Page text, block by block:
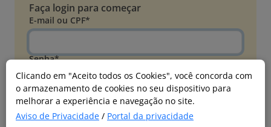
Clicando em "Aceito todos os Cookies", você concorda com
o armazenamento de cookies no seu dispositivo para
melhorar a experiência e navegação no site.
Aviso de Privacidade / Portal da privacidade
Faça login para começar
E-mail ou CPF*
Senha*
Esqueci minha senha
Entrar